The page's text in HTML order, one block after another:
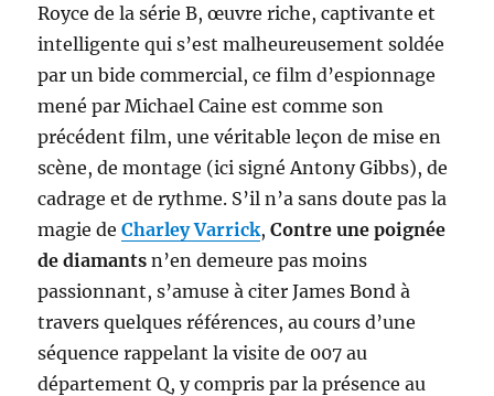
Royce de la série B, œuvre riche, captivante et
intelligente qui s’est malheureusement soldée
par un bide commercial, ce film d’espionnage
mené par Michael Caine est comme son
précédent film, une véritable leçon de mise en
scène, de montage (ici signé Antony Gibbs), de
cadrage et de rythme. S’il n’a sans doute pas la
magie deCharley Varrick,Contre une poignée
de diamantsn’en demeure pas moins
passionnant, s’amuse à citer James Bond à
travers quelques références, au cours d’une
séquence rappelant la visite de 007 au
département Q, y compris par la présence au